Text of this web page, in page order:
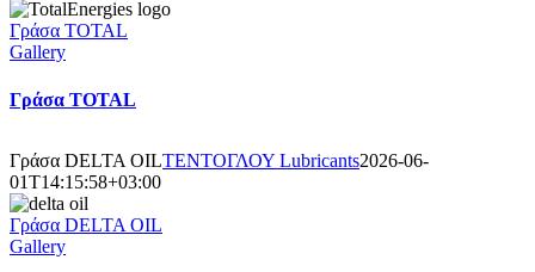
Γράσα TOTAL
Gallery
Γράσα TOTAL
Γράσα DELTA OILΤΕΝΤΟΓΛΟΥ Lubricants2026-06-
01T14:15:58+03:00
Γράσα DELTA OIL
Gallery